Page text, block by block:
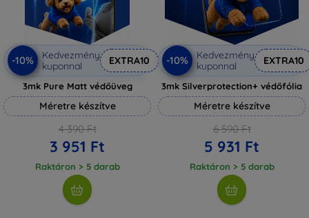
-10%
Kedvezmény
kuponnal
EXTRA10
3mk Pure Matt védőüveg
Méretre készítve
4 390 Ft
3 951 Ft
Raktáron > 5 darab
-10%
Kedvezmény
kuponnal
EXTRA10
3mk Silverprotection+ védőfólia
Méretre készítve
6 590 Ft
5 931 Ft
Raktáron > 5 darab